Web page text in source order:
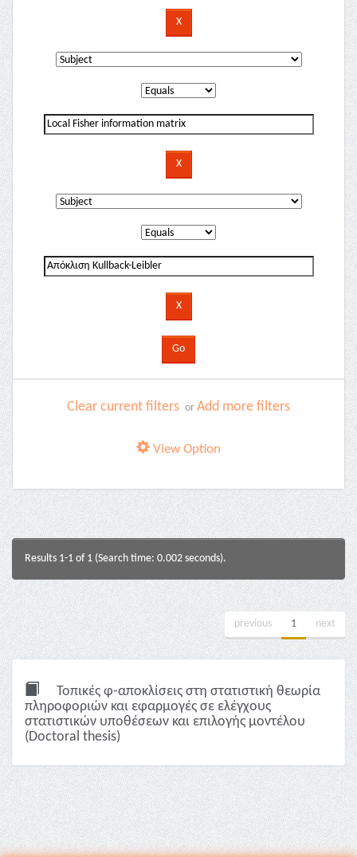
Clear current filters or Add more filters
View Option
Results 1-1 of 1 (Search time: 0.002 seconds).
previous 1 next
Τοπικές φ-αποκλίσεις στη στατιστική θεωρία
πληροφοριών και εφαρμογές σε ελέγχους
στατιστικών υποθέσεων και επιλογής μοντέλου
(Doctoral thesis)